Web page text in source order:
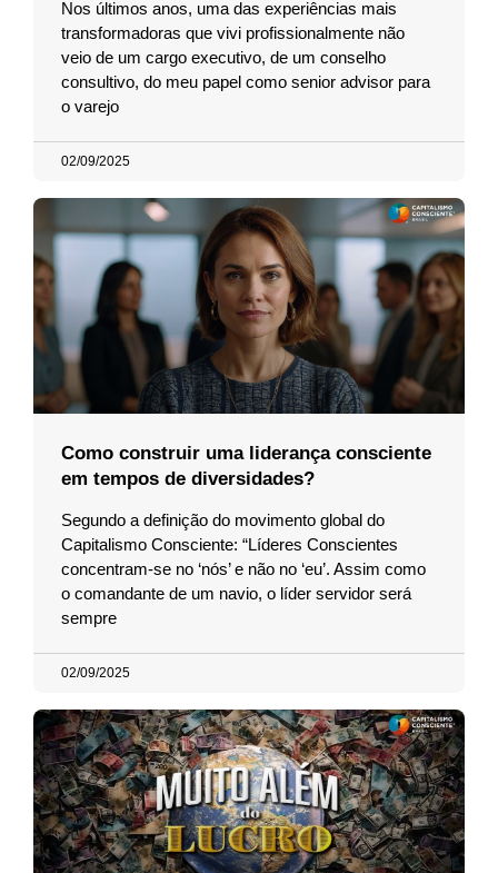
Nos últimos anos, uma das experiências mais
transformadoras que vivi profissionalmente não
veio de um cargo executivo, de um conselho
consultivo, do meu papel como senior advisor para
o varejo
02/09/2025
Como construir uma liderança consciente
em tempos de diversidades?
Segundo a definição do movimento global do
Capitalismo Consciente: “Líderes Conscientes
concentram-se no ‘nós’ e não no ‘eu’. Assim como
o comandante de um navio, o líder servidor será
sempre
02/09/2025